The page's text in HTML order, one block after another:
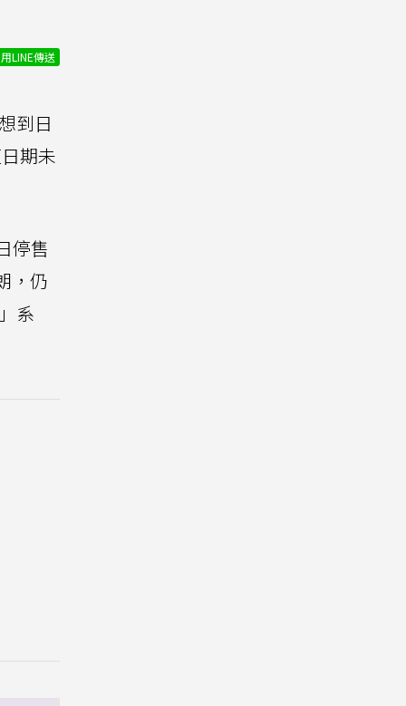
用LINE傳送
到日
期未
停售
，仍
系